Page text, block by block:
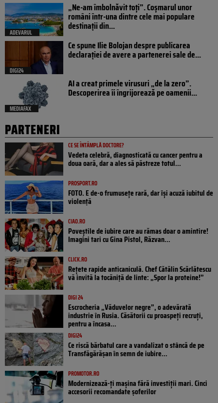
ADEVARUL
„Ne-am îmbolnăvit toți”. Coșmarul unor
români într-una dintre cele mai populare
destinații din...
DIGI24
Ce spune Ilie Bolojan despre publicarea
declarației de avere a partenerei sale de...
MEDIAFAX
AI a creat primele virusuri „de la zero”.
Descoperirea îi îngrijorează pe oamenii...
PARTENERI
CE SE ÎNTÂMPLĂ DOCTORE?
Vedeta celebră, diagnosticată cu cancer pentru a
doua oară, dar a ales să păstreze totul...
PROSPORT.RO
FOTO. E de-o frumusețe rară, dar își acuză iubitul de
violență
CIAO.RO
Poveştile de iubire care au rămas doar o amintire!
Imagini tari cu Gina Pistol, Răzvan...
CLICK.RO
Rețete rapide anticaniculă. Chef Cătălin Scărlătescu
vă invită la tocăniță de linte: „Spor la proteine!”
DIGI 24
Escrocheria „Văduvelor negre”, o adevărată
industrie în Rusia. Căsătorii cu proaspeți recruți,
pentru a încasa...
DIGI24
Ce riscă bărbatul care a vandalizat o stâncă de pe
Transfăgărășan în semn de iubire...
PROMOTOR.RO
Modernizează-ți mașina fără investiții mari. Cinci
accesorii recomandate șoferilor